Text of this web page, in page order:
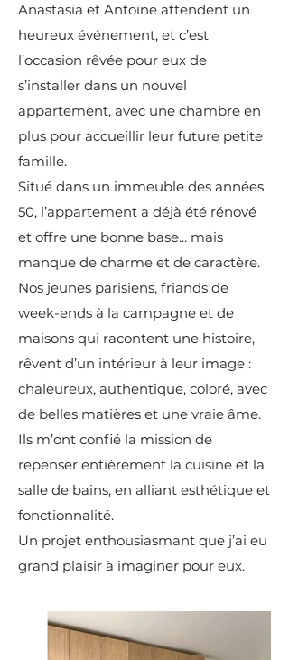
Anastasia et Antoine attendent un
heureux événement, et c’est
l’occasion rêvée pour eux de
s’installer dans un nouvel
appartement, avec une chambre en
plus pour accueillir leur future petite
famille.
Situé dans un immeuble des années
50, l’appartement a déjà été rénové
et offre une bonne base... mais
manque de charme et de caractère.
Nos jeunes parisiens, friands de
week-ends à la campagne et de
maisons qui racontent une histoire,
rêvent d’un intérieur à leur image :
chaleureux, authentique, coloré, avec
de belles matières et une vraie âme.
Ils m’ont confié la mission de
repenser entièrement la cuisine et la
salle de bains, en alliant esthétique et
fonctionnalité.
Un projet enthousiasmant que j’ai eu
grand plaisir à imaginer pour eux.